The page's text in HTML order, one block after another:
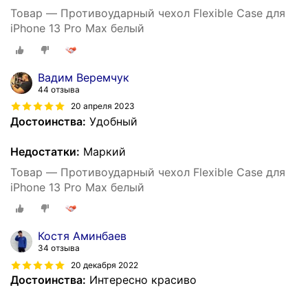
Товар — Противоударный чехол Flexible Case для
iPhone 13 Pro Max белый
Вадим Веремчук
44 отзыва
20 апреля 2023
Достоинства: Удобный
Недостатки: Маркий
Товар — Противоударный чехол Flexible Case для
iPhone 13 Pro Max белый
Костя Аминбаев
34 отзыва
20 декабря 2022
Достоинства: Интересно красиво